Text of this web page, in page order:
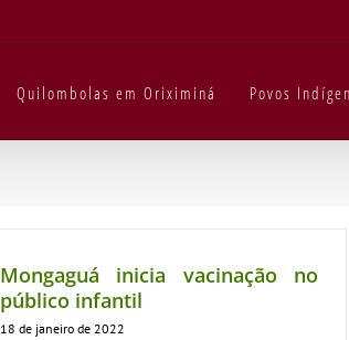
Quilombolas em Oriximiná Povos
Mongaguá inicia vacinação no
público infantil
18 de janeiro de 2022